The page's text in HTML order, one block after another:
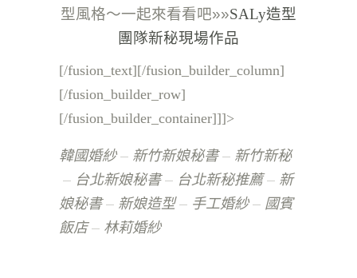
型風格～一起來看看吧»»SALy造型
團隊新秘現場作品
[/fusion_text][/fusion_builder_column]
[/fusion_builder_row]
[/fusion_builder_container]]]>
韓國婚紗 新竹新娘秘書
新竹新秘
台北新娘秘書
台北新秘推薦
新
娘秘書
新娘造型 手工婚紗
國賓
飯店
林莉婚紗